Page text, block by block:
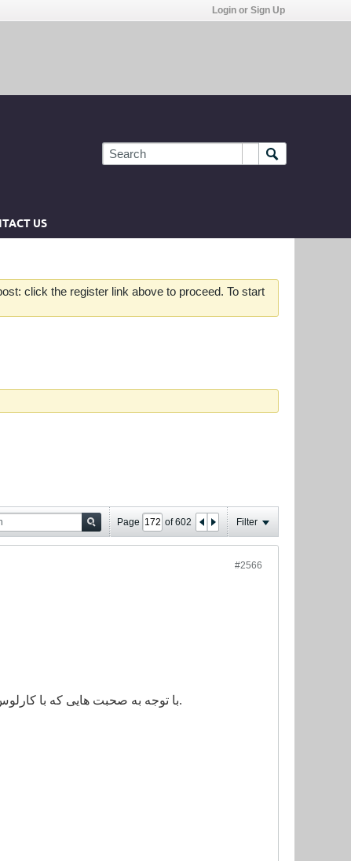
Login or Sign Up
US
click the register link above to proceed. To start
Page of602 Filter
#2566
با توجه به صحبت هایی که با کارلوس کی روش انجام دادیم وی بعد از دیدارهای دوستانه با سوئد و شیلی دیگر سرمربی ایران نیست.